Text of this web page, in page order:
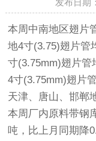
发布日期
本周中南地区 翅片
地4寸(3.75)翅片管
寸(3.75mm)翅片管
4寸(3.75mm)翅片
天津、唐山、邯郸
本周厂内原料带钢
吨，比上月同期降